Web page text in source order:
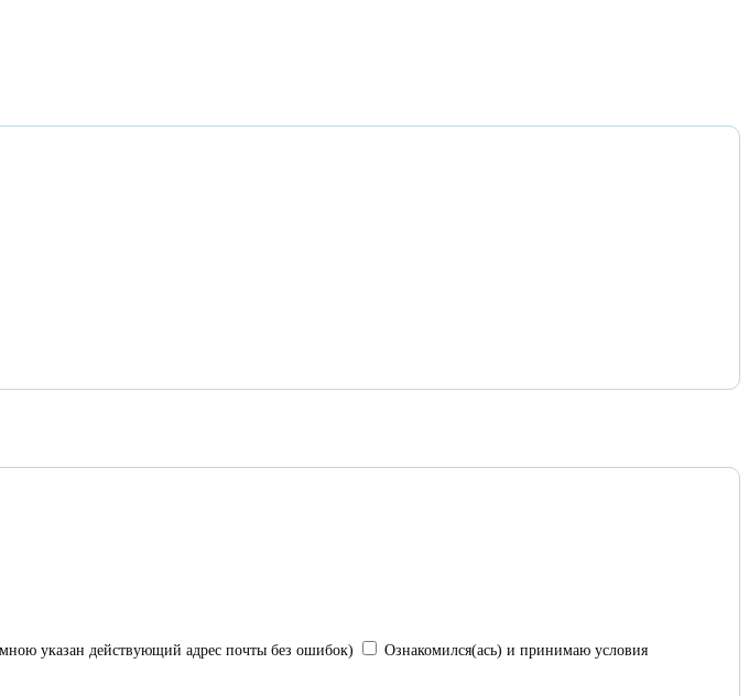
указан действующий адрес почты без ошибок)
Ознакомился(ась) и принимаю условия